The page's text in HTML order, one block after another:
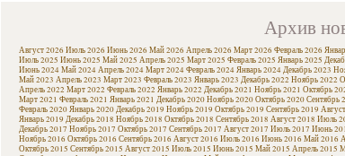
Архив
Август 2026 Июль 2026 Июнь 2026 Май 2026 Апрель 2026 Март 2026 Февраль 2026
Июль 2025 Июнь 2025 Май 2025 Апрель 2025 Март 2025 Февраль 2025 Январь 2025
Июнь 2024Май 2024Апрель 2024Март 2024Февраль 2024Январь 2024Декабрь 2023
Май 2023 Апрель 2023 Март 2023 Февраль 2023 Январь 2023 Декабрь 2022 Ноябрь 2022
Апрель 2022 Март 2022 Февраль 2022 Январь 2022 Декабрь 2021 Ноябрь 2021 Октябрь
Март 2021 Февраль 2021 Январь 2021 Декабрь 2020Ноябрь 2020Октябрь 2020Сентябрь
Февраль 2020Январь 2020Декабрь 2019 Ноябрь 2019 Октябрь 2019 Сентябрь 2019
Январь 2019 Декабрь 2018 Ноябрь 2018 Октябрь 2018 Сентябрь 2018 Август 2018 Июль
Декабрь 2017 Ноябрь 2017 Октябрь 2017 Сентябрь 2017 Август 2017 Июль 2017 Июнь
Ноябрь 2016 Октябрь 2016 Сентябрь 2016 Август 2016 Июль 2016 Июнь 2016 Май 2016
Октябрь 2015 Сентябрь 2015 Август 2015 Июль 2015 Июнь 2015 Май 2015 Апрель 2015